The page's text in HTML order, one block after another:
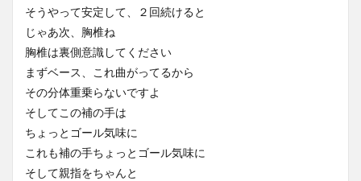
そうやって安定して、２回続けると
じゃあ次、胸椎ね
胸椎は裏側意識してください
まずベース、これ曲がってるから
その分体重乗らないですよ
そしてこの補の手は
ちょっとゴール気味に
これも補の手ちょっとゴール気味に
そして親指をちゃんと